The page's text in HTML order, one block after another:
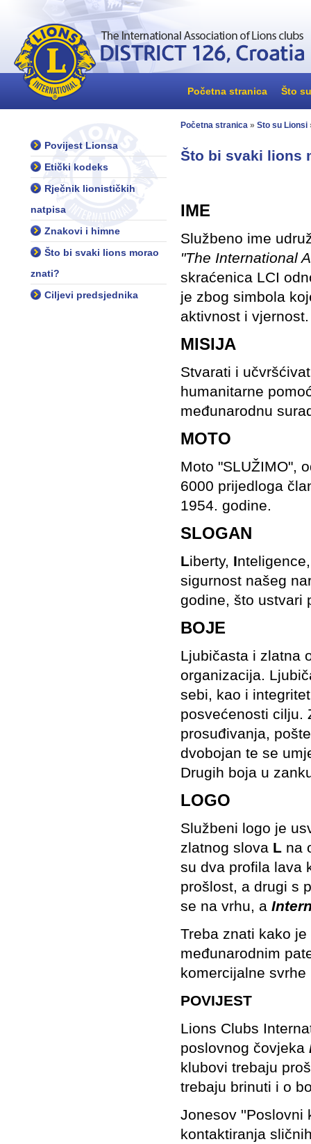
Početna stranica Što
Početna stranica » Što su Lionsi
Što bi svaki lions
IME
Službeno ime
"The International
skraćenica LCI
je zbog simbola
aktivnost i vjernost.
MISIJA
Stvarati i
humanitarne
međunarodnu
MOTO
Moto "SLUŽIMO",
6000 prijedloga
1954. godine.
SLOGAN
Liberty, I
sigurnost našeg
godine, što ustvari
BOJE
Ljubičasta i zlatna
organizacija.
sebi, kao i
posvećenosti cilju.
prosuđivanja,
dvobojan te se
Drugih boja u
LOGO
Službeni logo je
zlatnog slova L na
su dva profila lava
prošlost, a drugi s
se na vrhu, a
Treba znati kako
međunarodnim
komercijalne
POVIJEST
Lions Clubs
poslovnog čovjeka
klubovi trebaju
trebaju brinuti i o
Jonesov ''Poslovni
kontaktiranja
Povijest Lionsa
Etički kodeks
Rječnik lionističkih
natpisa
Znakovi i himne
Što bi svaki lions morao
znati?
Ciljevi predsjednika